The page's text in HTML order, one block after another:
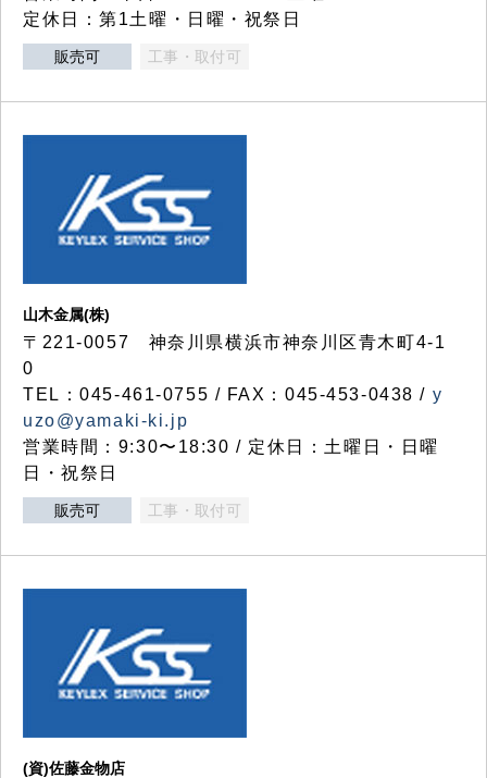
定休日：第1土曜・日曜・祝祭日
販売可 工事・取付可
山木金属(株)
〒221-0057 神奈川県横浜市神奈川区青木町4-1
0
TEL：045-461-0755 / FAX：045-453-0438 / y
uzo@yamaki-ki.jp
営業時間：9:30〜18:30 / 定休日：土曜日・日曜
日・祝祭日
販売可 工事・取付可
(資)佐藤金物店